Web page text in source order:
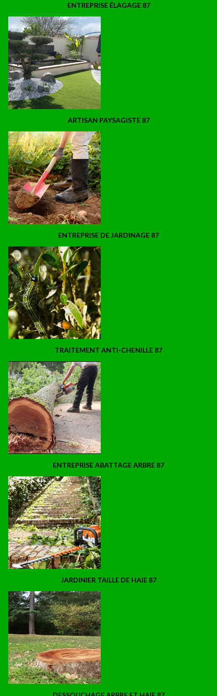
ENTREPRISE ÉLAGAGE 87
ARTISAN PAYSAGISTE 87
ENTREPRISE DE JARDINAGE 87
TRAITEMENT ANTI-CHENILLE 87
ENTREPRISE ABATTAGE ARBRE 87
JARDINIER TAILLE DE HAIE 87